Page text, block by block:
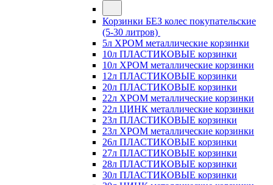
Корзинки БЕЗ колес покупательские
(5-30 литров)
5л ХРОМ металлические корзинки
10л ПЛАСТИКОВЫЕ корзинки
10л ХРОМ металлические корзинки
12л ПЛАСТИКОВЫЕ корзинки
20л ПЛАСТИКОВЫЕ корзинки
22л ХРОМ металлические корзинки
22л ЦИНК металлические корзинки
23л ПЛАСТИКОВЫЕ корзинки
23л ХРОМ металлические корзинки
26л ПЛАСТИКОВЫЕ корзинки
27л ПЛАСТИКОВЫЕ корзинки
28л ПЛАСТИКОВЫЕ корзинки
30л ПЛАСТИКОВЫЕ корзинки